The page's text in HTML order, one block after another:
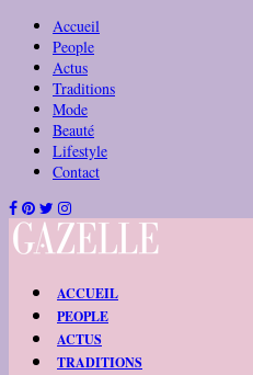
Accueil
People
Actus
Traditions
Mode
Beauté
Lifestyle
Contact
ACCUEIL
PEOPLE
ACTUS
TRADITIONS